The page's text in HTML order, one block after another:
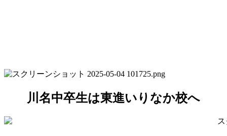
川名中卒生は東進いりなか校へ